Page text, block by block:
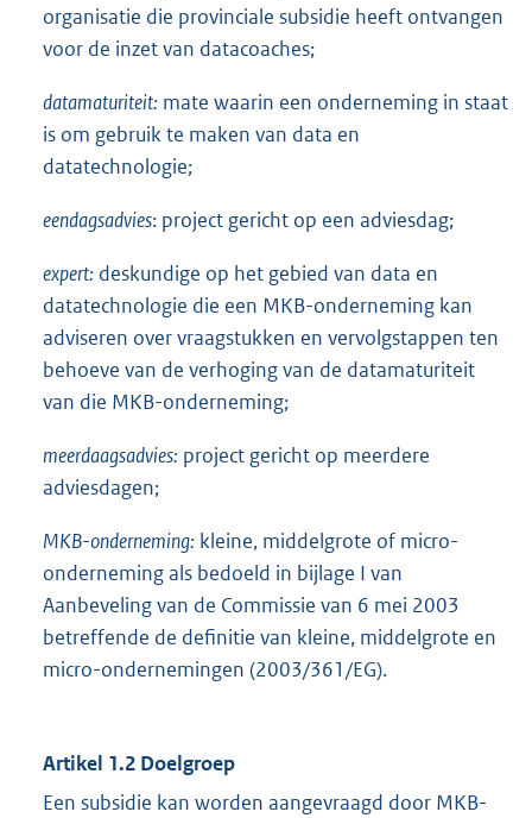
organisatie die provinciale subsidie heeft ontvangen
voor de inzet van datacoaches;
datamaturiteit: mate waarin een onderneming in staat
is om gebruik te maken van data en
datatechnologie;
eendagsadvies: project gericht op een adviesdag;
expert: deskundige op het gebied van data en
datatechnologie die een MKB-onderneming kan
adviseren over vraagstukken en vervolgstappen ten
behoeve van de verhoging van de datamaturiteit
van die MKB-onderneming;
meerdaagsadvies: project gericht op meerdere
adviesdagen;
MKB-onderneming: kleine, middelgrote of micro-
onderneming als bedoeld in bijlage I van
Aanbeveling van de Commissie van 6 mei 2003
betreffende de definitie van kleine, middelgrote en
micro-ondernemingen (2003/361/EG).
Artikel 1.2 Doelgroep
Een subsidie kan worden aangevraagd door MKB-